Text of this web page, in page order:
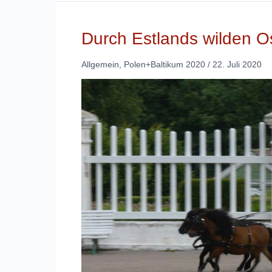
Durch Estlands wilden
Allgemein Polen+Baltikum 2020 / 22. Juli 2020